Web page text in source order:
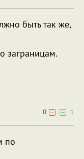
быть так же,
заграницам.
0
1
по